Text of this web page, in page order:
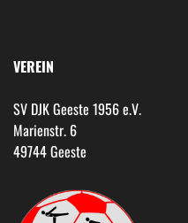
VEREIN
SV DJK Geeste 1956 e.V.
Marienstr. 6
49744 Geeste